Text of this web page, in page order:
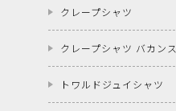
クレープシャツ
クレープシャツ バカンス
トワルドジュイシャツ